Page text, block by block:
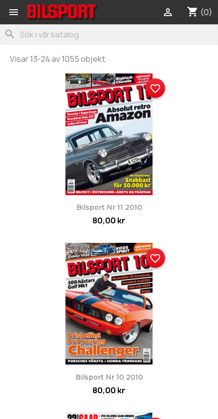
 shopping_cart (0)

search
Visar 13-24 av 1055 objekt
Bilsport Nr 11 2010
80,00 kr
favorite_border
Bilsport Nr 10 2010
80,00 kr
favorite_border